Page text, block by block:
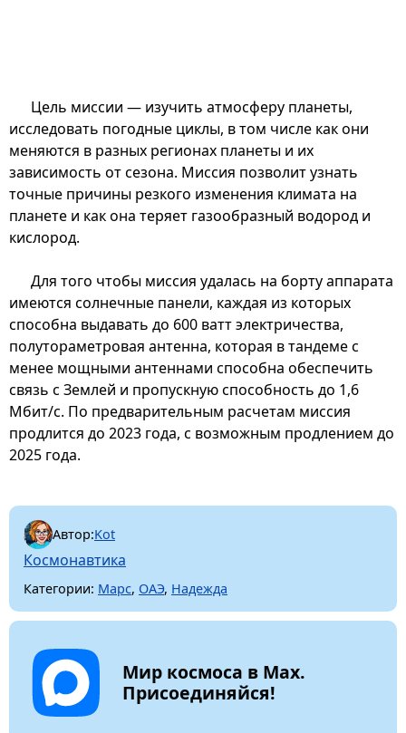
Цель миссии — изучить атмосферу планеты,
исследовать погодные циклы, в том числе как они
меняются в разных регионах планеты и их
зависимость от сезона. Миссия позволит узнать
точные причины резкого изменения климата на
планете и как она теряет газообразный водород и
кислород.
Для того чтобы миссия удалась на борту аппарата
имеются солнечные панели, каждая из которых
способна выдавать до 600 ватт электричества,
полутораметровая антенна, которая в тандеме с
менее мощными антеннами способна обеспечить
связь с Землей и пропускную способность до 1,6
Мбит/с. По предварительным расчетам миссия
продлится до 2023 года, с возможным продлением до
2025 года.
Автор:Kot
Космонавтика
Категории: Марс, ОАЭ, Надежда
Мир космоса в Max.
Присоединяйся!